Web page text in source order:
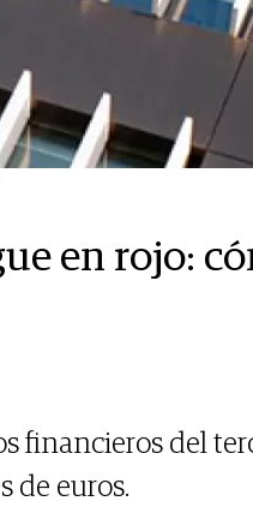
en rojo:
financieros del
de euros.